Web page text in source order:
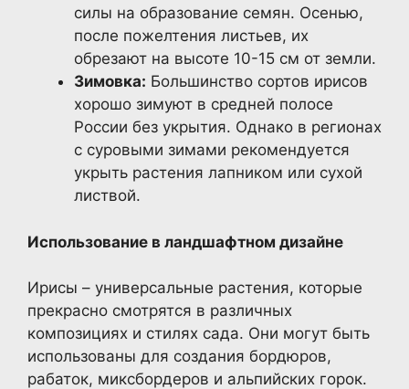
силы на образование семян. Осенью,
после пожелтения листьев, их
обрезают на высоте 10-15 см от земли.
Зимовка: Большинство сортов ирисов
хорошо зимуют в средней полосе
России без укрытия. Однако в регионах
с суровыми зимами рекомендуется
укрыть растения лапником или сухой
листвой.
Использование в ландшафтном дизайне
Ирисы – универсальные растения, которые
прекрасно смотрятся в различных
композициях и стилях сада. Они могут быть
использованы для создания бордюров,
рабаток, миксбордеров и альпийских горок.